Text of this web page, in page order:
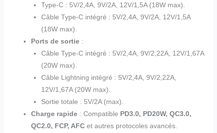
Type-C : 5V/2,4A, 9V/2A, 12V/1,5A (18W max).
Câble Type-C intégré : 5V/2,4A, 9V/2A, 12V/1,5A
(18W max).
Ports de sortie:
Câble Type-C intégré : 5V/2,4A, 9V/2,22A, 12V/1,67A
(20W max).
Câble Lightning intégré : 5V/2,4A, 9V/2,22A,
12V/1,67A (20W max).
Sortie totale : 5V/2A (max).
Charge rapide: Compatible PD3.0, PD20W, QC3.0,
QC2.0, FCP, AFCet autres protocoles avancés.